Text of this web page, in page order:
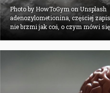
Photo by HowToGym on
adenozylometionina, częściej
nie brzmi jak coś, o czym mówi się